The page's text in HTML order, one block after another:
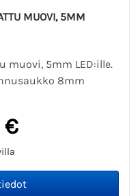
MUOVI, 5MM
muovi, 5mm LED:ille.
8mm
€